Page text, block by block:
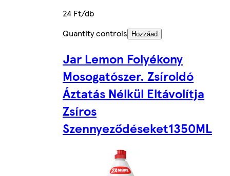
24 Ft/db
Quantity controls
Hozzáad
Jar Lemon Folyékony
Mosogatószer. Zsíroldó
Áztatás Nélkül Eltávolítja
Zsíros
Szennyeződéseket1350ML